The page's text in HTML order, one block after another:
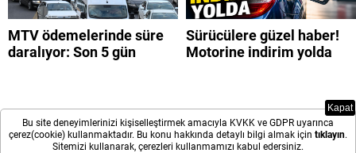
MTV ödemelerinde süre
daralıyor: Son 5 gün
Sürücülere güzel haber!
Motorine indirim yolda
Bu site deneyimlerinizi kişiselleştirmek amacıyla KVKK ve GDPR uyarınca
çerez(cookie) kullanmaktadır. Bu konu hakkında detaylı bilgi almak için tıklayın.
Sitemizi kullanarak, çerezleri kullanmamızı kabul edersiniz.
Kapat